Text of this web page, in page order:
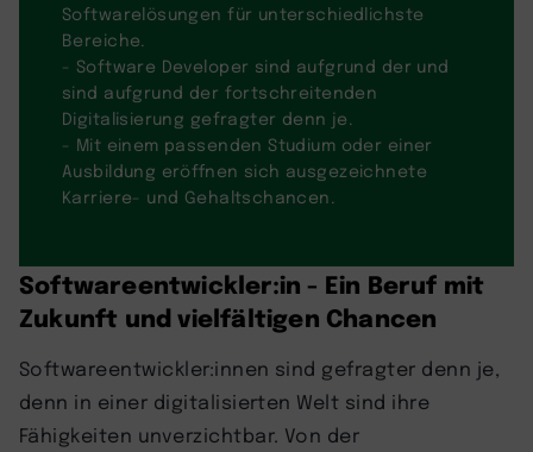
Softwarelösungen für unterschiedlichste
Bereiche.
- Software Developer sind aufgrund der und
sind aufgrund der fortschreitenden
Digitalisierung gefragter denn je.
- Mit einem passenden Studium oder einer
Ausbildung eröffnen sich ausgezeichnete
Karriere- und Gehaltschancen.
Softwareentwickler:in - Ein Beruf mit
Zukunft und vielfältigen Chancen
Softwareentwickler:innen sind gefragter denn je,
denn in einer digitalisierten Welt sind ihre
Fähigkeiten unverzichtbar. Von der